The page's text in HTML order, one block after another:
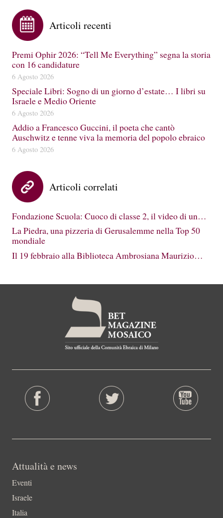
Articoli recenti
Premi Ophir 2026: “Tell Me Everything” segna la storia
con 16 candidature
6 Agosto 2026
Speciale Libri: Sogno di un giorno d’estate… I libri su
Israele e Medio Oriente
6 Agosto 2026
Addio a Francesco Guccini, il poeta che cantò
Auschwitz e tenne viva la memoria del popolo ebraico
6 Agosto 2026
Articoli correlati
Fondazione Scuola: Cuoco di classe 2, il video di un…
La Piedra, una pizzeria di Gerusalemme nella Top 50
mondiale
Il 19 febbraio alla Biblioteca Ambrosiana Maurizio…
Attualità e news
Eventi
Israele
Italia